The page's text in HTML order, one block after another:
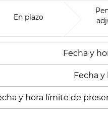
En plazo
Fecha y
Fecha y
y hora límite de